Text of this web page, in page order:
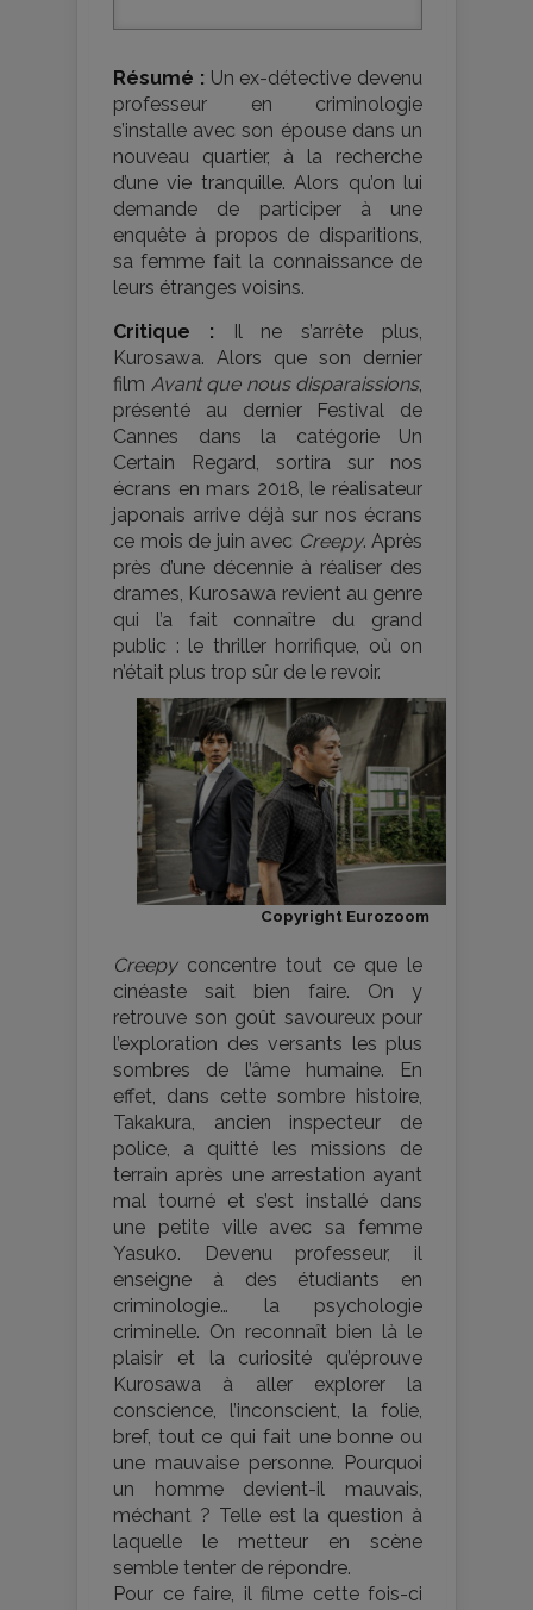
Résumé : Un ex-détective devenu
professeur en criminologie
s’installe avec son épouse dans un
nouveau quartier, à la recherche
d’une vie tranquille. Alors qu’on lui
demande de participer à une
enquête à propos de disparitions,
sa femme fait la connaissance de
leurs étranges voisins.
Critique : Il ne s’arrête plus,
Kurosawa. Alors que son dernier
film Avant que nous disparaissions,
présenté au dernier Festival de
Cannes dans la catégorie Un
Certain Regard, sortira sur nos
écrans en mars 2018, le réalisateur
japonais arrive déjà sur nos écrans
ce mois de juin avec Creepy. Après
près d’une décennie à réaliser des
drames, Kurosawa revient au genre
qui l’a fait connaître du grand
public : le thriller horrifique, où on
n’était plus trop sûr de le revoir.
Copyright Eurozoom
Creepyconcentre tout ce que le
cinéaste sait bien faire. On y
retrouve son goût savoureux pour
l’exploration des versants les plus
sombres de l’âme humaine. En
effet, dans cette sombre histoire,
Takakura, ancien inspecteur de
police, a quitté les missions de
terrain après une arrestation ayant
mal tourné et s’est installé dans
une petite ville avec sa femme
Yasuko. Devenu professeur, il
enseigne à des étudiants en
criminologie… la psychologie
criminelle. On reconnaît bien là le
plaisir et la curiosité qu’éprouve
Kurosawa à aller explorer la
conscience, l’inconscient, la folie,
bref, tout ce qui fait une bonne ou
une mauvaise personne. Pourquoi
un homme devient-il mauvais,
méchant ? Telle est la question à
laquelle le metteur en scène
semble tenter de répondre.
Pour ce faire, il filme cette fois-ci